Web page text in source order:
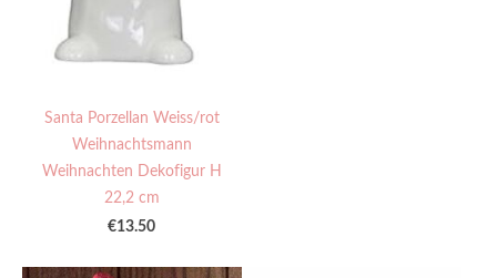
Santa Porzellan Weiss/rot
Weihnachtsmann
Weihnachten Dekofigur H
22,2 cm
€13.50